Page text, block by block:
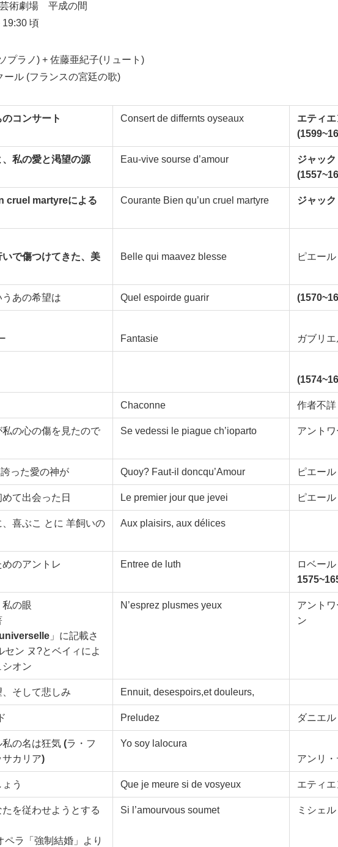
術劇場 平成の間
19:30 頃
プラノ) + 佐藤亜紀子(リュート)
ール (フランスの宮廷の歌)
コンサート Consert de differnts oyseaux
エティ
私の愛と渇望の源
Eau-vive sourse d’amour
ジャッ
cruel martyreによる
Courante Bien qu’un cruel martyre ジャッ
で傷つけてきた、美
Belle qui maavez blesse ピエー
あの希望は Quel espoirde guarir
Fantasie ガブリ
Chaconne 作者不詳
私の心の傷を見たので
Se vedessi le piague ch’ioparto アント
った愛の神が Quoy? Faut-il doncqu’Amour ピエー
て出会った日 Le premier jour que jevei ピエー
喜ぶこ とに 羊飼いの
Aux plaisirs, aux délices
のアントレ Entree de luth
ロベー
私の眼
universelle 」に記載さ
セン ヌ?とベイィによ
シオン
N’esprez plusmes yeux
アント
ン
そして悲しみ Ennuit, desespoirs,et douleurs,
Preludez ダニエ
私の名は狂気 (ラ・フ
サカリア)
Yo soy lalocura
アンリ
う Que je meure si de vosyeux エティ
たを従わせようとする
ペラ「強制結婚」より
Si l’amourvous soumet ミシェ